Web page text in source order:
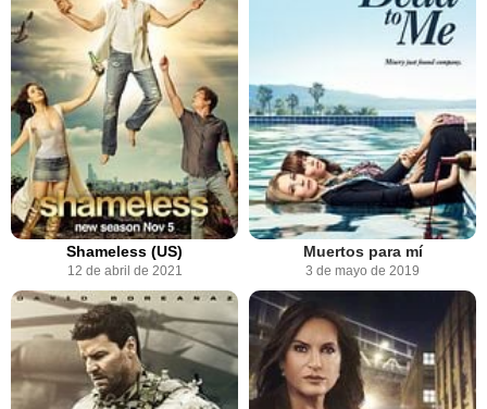
Shameless (US)
12 de abril de 2021
Muertos para mí
3 de mayo de 2019